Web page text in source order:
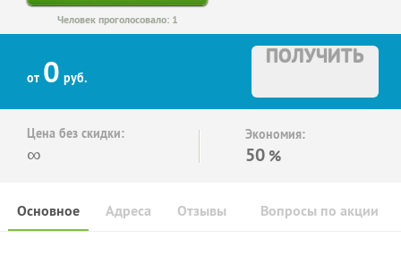
Человек проголосовало: 1
от 0 руб.
ПОЛУЧИТЬ
Цена без скидки:
∞
Экономия:
50 %
Основное Отзывы Вопросы по акции
Адреса